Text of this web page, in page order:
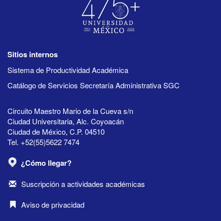
Sitios internos
Sistema de Productividad Académica
Catálogo de Servicios Secretaría Administrativa SGC
Circuito Maestro Mario de la Cueva s/n
Ciudad Universitaria, Alc. Coyoacán
Ciudad de México, C.P. 04510
Tel. +52(55)5622 7474
¿Cómo llegar?
Suscripción a actividades académicas
Aviso de privacidad